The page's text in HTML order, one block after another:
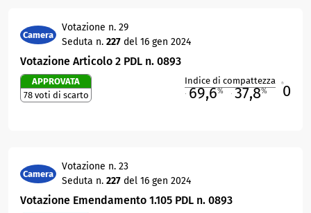
Camera
Votazione n. 29
Seduta n. 227 del 16 gen 2024
Votazione Articolo 2 PDL n. 0893
APPROVATA
78 voti di scarto
Indice di compattezza
69,6% 37,8% 0
Camera
Votazione n. 23
Seduta n. 227 del 16 gen 2024
Votazione Emendamento 1.105 PDL n. 0893